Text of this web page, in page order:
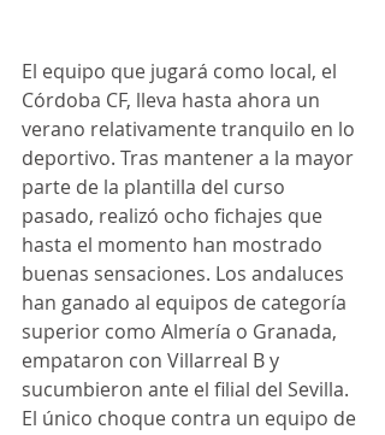
El equipo que jugará como local, el
Córdoba CF, lleva hasta ahora un
verano relativamente tranquilo en lo
deportivo. Tras mantener a la mayor
parte de la plantilla del curso
pasado, realizó ocho fichajes que
hasta el momento han mostrado
buenas sensaciones. Los andaluces
han ganado al equipos de categoría
superior como Almería o Granada,
empataron con Villarreal B y
sucumbieron ante el filial del Sevilla.
El único choque contra un equipo de